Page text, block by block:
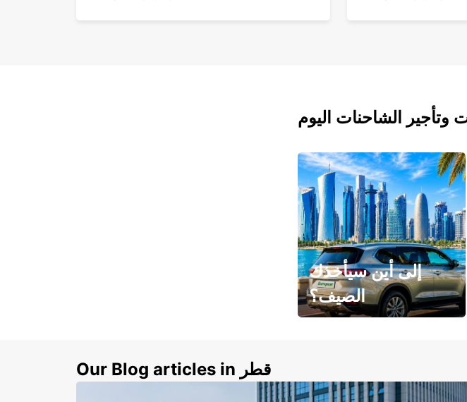
إلى أين سيأخذك
الصيف؟
Our Blog articles in قطر